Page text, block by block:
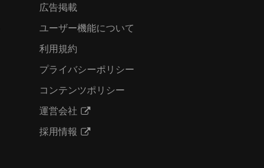
広告掲載
ユーザー機能について
利用規約
プライバシーポリシー
コンテンツポリシー
運営会社
採用情報